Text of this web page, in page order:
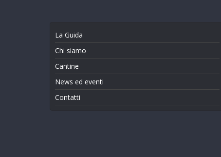
La Guida
Chi siamo
Cantine
News ed eventi
Contatti